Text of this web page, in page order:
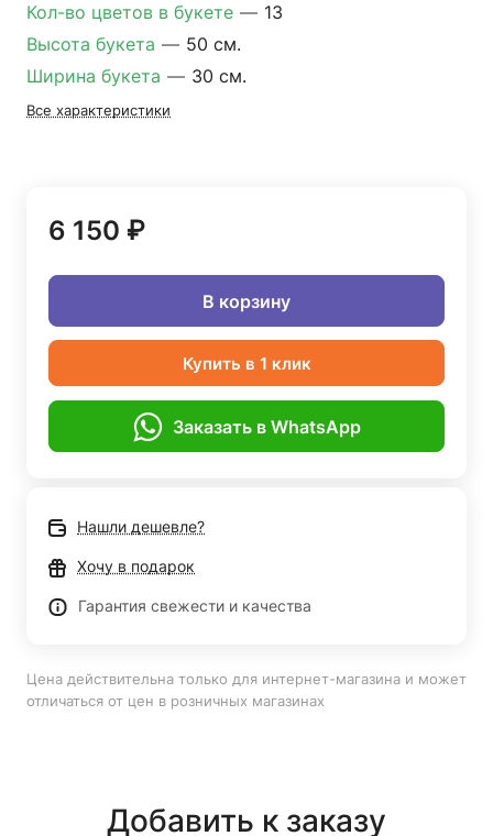
Кол-во цветов в букете — 13
Высота букета — 50 см.
Ширина букета — 30 см.
Все характеристики
6 150 ₽
В корзину
Купить в 1 клик
Заказать в WhatsApp
Нашли дешевле?
Хочу в подарок
Гарантия свежести и качества
Цена действительна только для интернет-магазина и может
отличаться от цен в розничных магазинах
Добавить к заказу